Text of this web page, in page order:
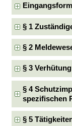
§ 1
§ 2
§ 3
§ 4
spezifischen
§ 5